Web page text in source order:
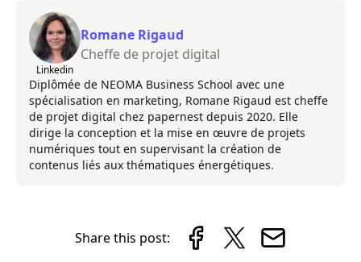
Linkedin
Romane Rigaud
Cheffe de projet digital
Diplômée de NEOMA Business School avec une
spécialisation en marketing, Romane Rigaud est cheffe
de projet digital chez papernest depuis 2020. Elle
dirige la conception et la mise en œuvre de projets
numériques tout en supervisant la création de
contenus liés aux thématiques énergétiques.
Share this post: